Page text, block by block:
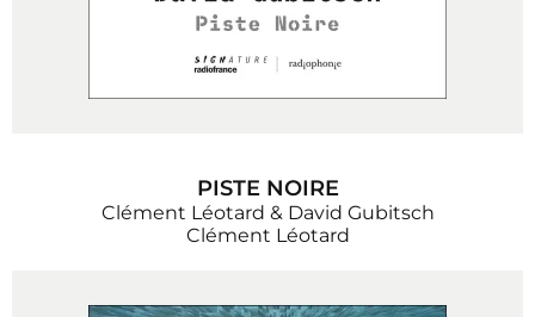
PISTE NOIRE
Clément Léotard & David Gubitsch
Clément Léotard